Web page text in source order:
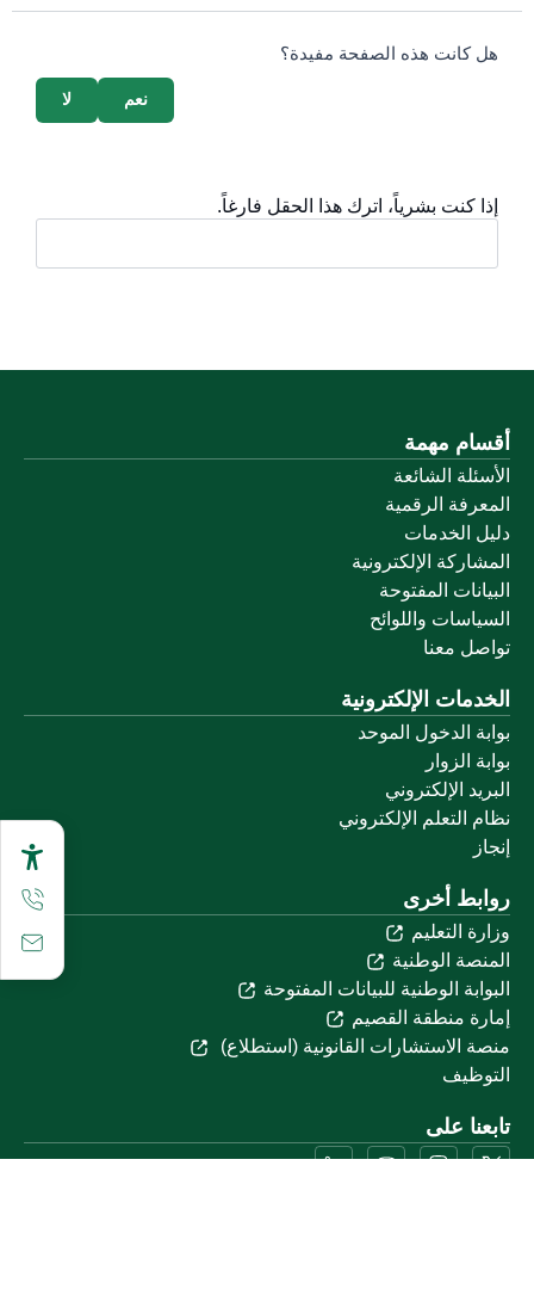
survey_v2
هل كانت هذه الصفحة مفيدة؟
لا نعم
إذا كنت بشرياً، اترك هذا الحقل فارغاً.
أقسام مهمة
الأسئلة الشائعة
المعرفة الرقمية
دليل الخدمات
المشاركة الإلكترونية
البيانات المفتوحة
السياسات واللوائح
تواصل معنا
الخدمات الإلكترونية
بوابة الدخول الموحد
بوابة الزوار
البريد الإلكتروني
نظام التعلم الإلكتروني
إنجاز
روابط أخرى
وزارة التعليم
المنصة الوطنية
البوابة الوطنية للبيانات المفتوحة
إمارة منطقة القصيم
منصة الاستشارات القانونية (استطلاع)
التوظيف
تابعنا على